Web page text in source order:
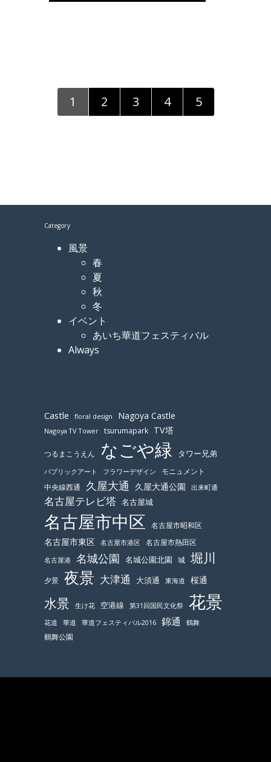
1 2 3 4 5
Category
風景
春
夏
秋
冬
イベント
あいち華道フェスティバル
Always
Castle floral design Nagoya Castle
Nagoya TV Tower tsurumapark TV塔
つるまこうえん なごや緑 タワー兄弟
パブリックアート フラワーデザイン
モニュメント
中央線西通
久屋大通 久屋大通公園 出来町通
名古屋テレビ塔 名古屋城
名古屋市中区 名古屋市昭和区
名古屋市東区 名古屋市港区 名古屋市熱田区
名古屋港 名城公園 名城公園北園 城 堀川
夕景 夜景 大津通 大須通 東海道 桜通
水景 生け花 空港線 第31回国民文化祭 花景
花道 華道 華道フェスティバル2016 錦通 鶴舞
鶴舞公園